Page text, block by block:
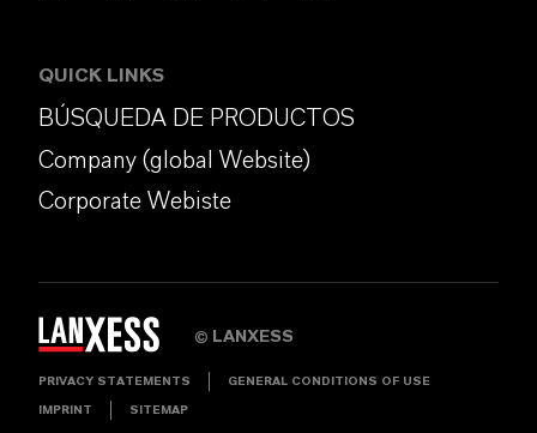
QUICK LINKS
BÚSQUEDA DE PRODUCTOS
Company (global Website)
Corporate Webiste
© LANXESS
PRIVACY STATEMENTS GENERAL CONDITIONS OF USE
IMPRINT SITEMAP